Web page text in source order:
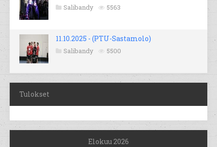
Salibandy 5563
11.10.2025 - (PTU-Sastamolo)
Salibandy 5500
Tulokset
Elokuu 2026